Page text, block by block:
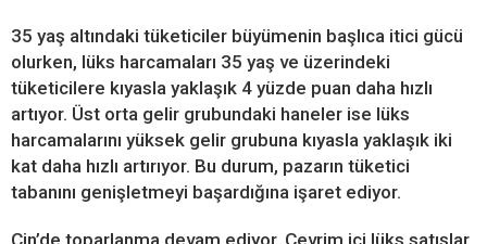
35 yaş altındaki tüketiciler büyümenin başlıca itici gücü
olurken, lüks harcamaları 35 yaş ve üzerindeki
tüketicilere kıyasla yaklaşık 4 yüzde puan daha hızlı
artıyor. Üst orta gelir grubundaki haneler ise lüks
harcamalarını yüksek gelir grubuna kıyasla yaklaşık iki
kat daha hızlı artırıyor. Bu durum, pazarın tüketici
tabanını genişletmeyi başardığına işaret ediyor.
Çin’de toparlanma devam ediyor. Çevrim içi lüks satışlar